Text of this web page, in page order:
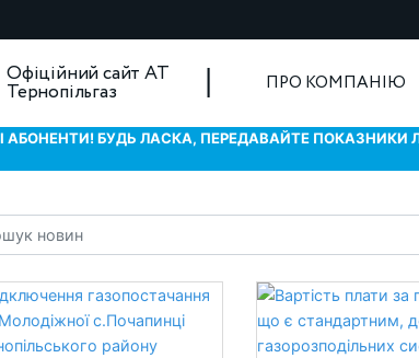
Офіційний сайт АТ
Тернопільгаз ПРО КОМПАНІЮ
АБОНЕНТИ! БУДЬ ЛАСКА, ПЕРЕДАВАЙТЕ ПОКАЗНИКИ